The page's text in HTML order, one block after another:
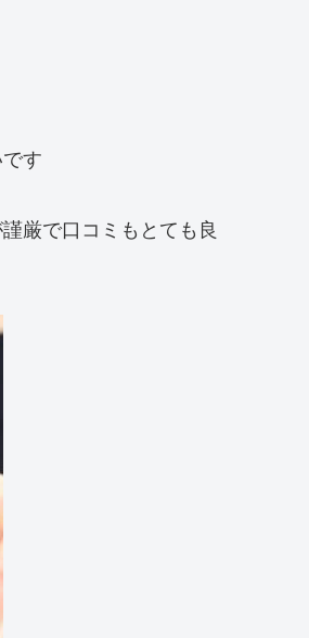
す
厳で口コミもとても良